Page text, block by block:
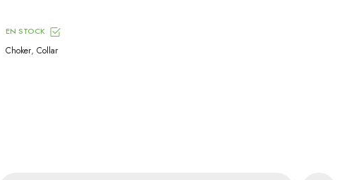
EN STOCK
Choker, Collar